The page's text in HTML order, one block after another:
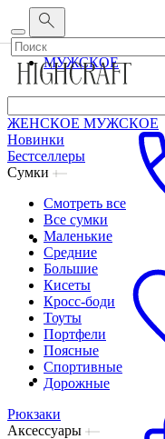
Корпоративным клиентам
ЖЕНСКОЕ
МУЖСКОЕ
ЖЕНСКОЕ МУЖСКОЕ
Новинки
Бестселлеры
Сумки
Смотреть все
Все сумки
Маленькие
Средние
Большие
Кисеты
Кросс-боди
Тоуты
Портфели
Поясные
Спортивные
Дорожные
Рюкзаки
Аксессуары